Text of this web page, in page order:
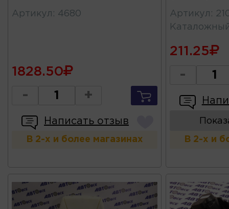
Артикул : 4680
1828.50
- +
Написать отзыв
В 2-х и более магазинах
Артикул :
211.25
-
В 2-х и